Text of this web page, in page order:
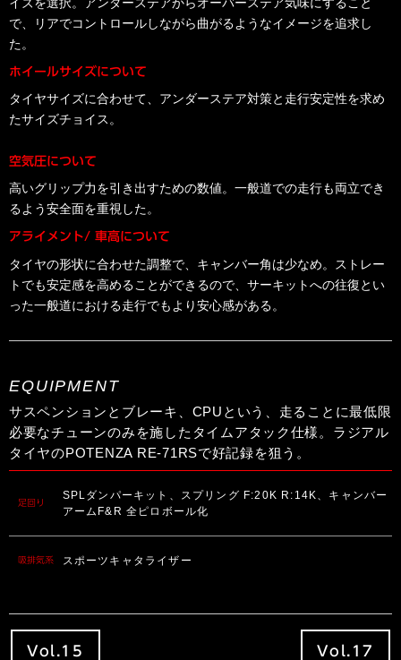
で、リアでコントロールしながら曲がるようなイメージを追求し
た。
ホイールサイズについて
タイヤサイズに合わせて、アンダーステア対策と走行安定性を求め
たサイズチョイス。
空気圧について
高いグリップ力を引き出すための数値。一般道での走行も両立でき
るよう安全面を重視した。
アライメント/ 車高について
タイヤの形状に合わせた調整で、キャンバー角は少なめ。ストレー
トでも安定感を高めることができるので、サーキットへの往復とい
った一般道における走行でもより安心感がある。
EQUIPMENT
サスペンションとブレーキ、CPUという、走ることに最低限
必要なチューンのみを施したタイムアタック仕様。ラジアル
タイヤのPOTENZA RE-71RSで好記録を狙う。
足回り
SPLダンパーキット、スプリング F:20K R:14K、キャンバー
アームF&R 全ピロボール化
吸排気系 スポーツキャタライザー
Vol.15 Vol.17